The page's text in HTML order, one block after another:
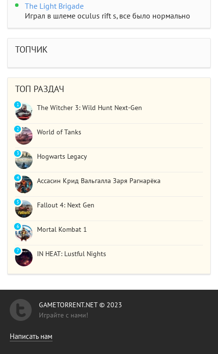
The Light Brigade
Играл в шлеме oculus rift s, все было нормально
сюжет и..
STAR WARS Jedi: Survivor
Должно быть все норм..
ТОПЧИК
ТОП РАЗДАЧ
The Witcher 3: Wild Hunt Next-Gen
1
World of Tanks
2
Hogwarts Legacy
3
Ассасин Крид Вальгалла Заря Рагнарёка
4
Fallout 4: Next Gen
5
Mortal Kombat 1
6
IN HEAT: Lustful Nights
7
GAMETORRENT.NET © 2023
Играйте с нами!
Написать нам